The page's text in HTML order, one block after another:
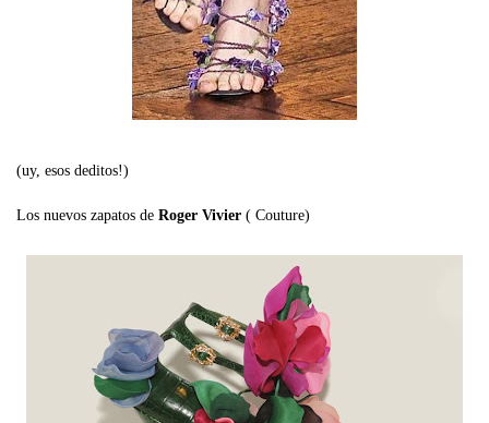
(uy, esos deditos!)
Los nuevos zapatos de Roger Vivier ( Couture)